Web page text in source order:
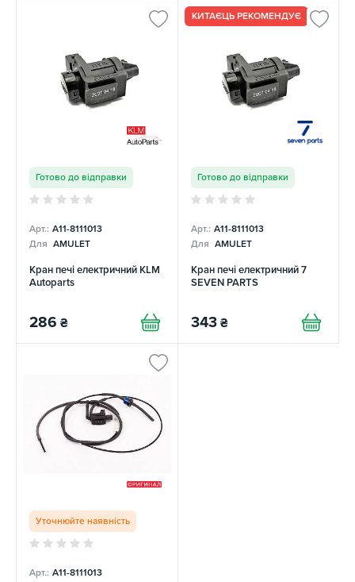
Готово до відправки
Арт.: A11-8111013
Для AMULET
Кран печі електричний KLM
Autoparts
286 ₴
КИТАЄЦЬ РЕКОМЕНДУЄ
Готово до відправки
Арт.: A11-8111013
Для AMULET
Кран печі електричний 7
SEVEN PARTS
343 ₴
Уточнюйте наявність
Арт.: A11-8111013